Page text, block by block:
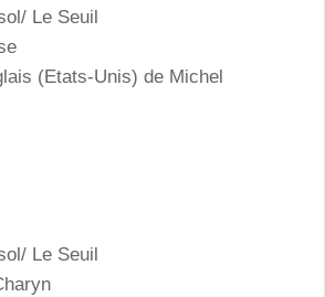
Le Seuil
(Etats-Unis) de Michel
Le Seuil